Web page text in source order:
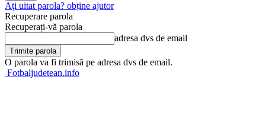
Ați uitat parola? obține ajutor
Recuperare parola
Recuperați-vă parola
adresa dvs de email
O parola va fi trimisă pe adresa dvs de email.
Fotbaljudetean.info